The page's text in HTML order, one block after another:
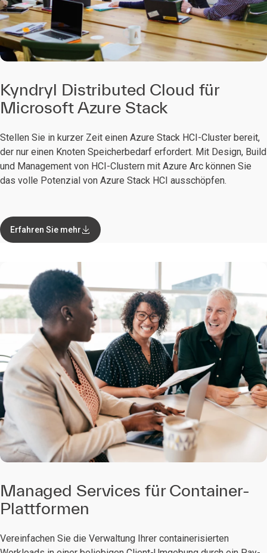
Kyndryl Distributed Cloud für
Microsoft Azure Stack
Stellen Sie in kurzer Zeit einen Azure Stack HCI-Cluster bereit,
der nur einen Knoten Speicherbedarf erfordert. Mit Design, Build
und Management von HCI-Clustern mit Azure Arc können Sie
das volle Potenzial von Azure Stack HCI ausschöpfen.
Erfahren Sie mehr
Managed Services für Container-
Plattformen
Vereinfachen Sie die Verwaltung Ihrer containerisierten